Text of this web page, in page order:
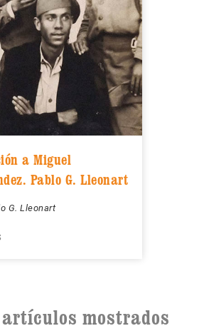
a Miguel
Pablo G. Lleonart
G. Lleonart
artículos mostrados